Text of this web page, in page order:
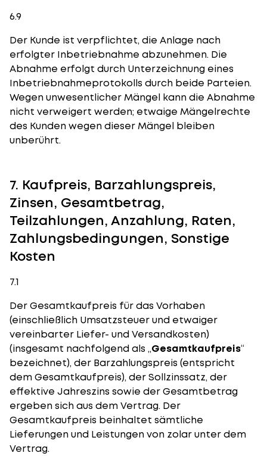
6.9
Der Kunde ist verpflichtet, die Anlage nach
erfolgter Inbetriebnahme abzunehmen. Die
Abnahme erfolgt durch Unterzeichnung eines
Inbetriebnahmeprotokolls durch beide Parteien.
Wegen unwesentlicher Mängel kann die Abnahme
nicht verweigert werden; etwaige Mängelrechte
des Kunden wegen dieser Mängel bleiben
unberührt.
7. Kaufpreis, Barzahlungspreis,
Zinsen, Gesamtbetrag,
Teilzahlungen, Anzahlung, Raten,
Zahlungsbedingungen, Sonstige
Kosten
7.1
Der Gesamtkaufpreis für das Vorhaben
(einschließlich Umsatzsteuer und etwaiger
vereinbarter Liefer- und Versandkosten)
(insgesamt nachfolgend als „Gesamtkaufpreis“
bezeichnet), der Barzahlungspreis (entspricht
dem Gesamtkaufpreis), der Sollzinssatz, der
effektive Jahreszins sowie der Gesamtbetrag
ergeben sich aus dem Vertrag. Der
Gesamtkaufpreis beinhaltet sämtliche
Lieferungen und Leistungen von zolar unter dem
Vertrag.